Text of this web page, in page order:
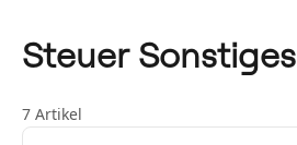
Steuer Sonstiges
7 Artikel